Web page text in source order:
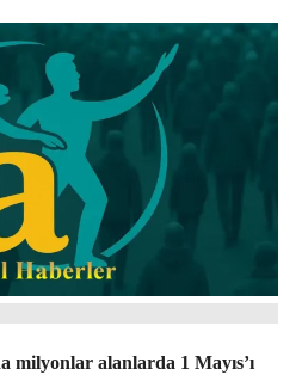
milyonlar alanlarda 1 Mayıs’ı